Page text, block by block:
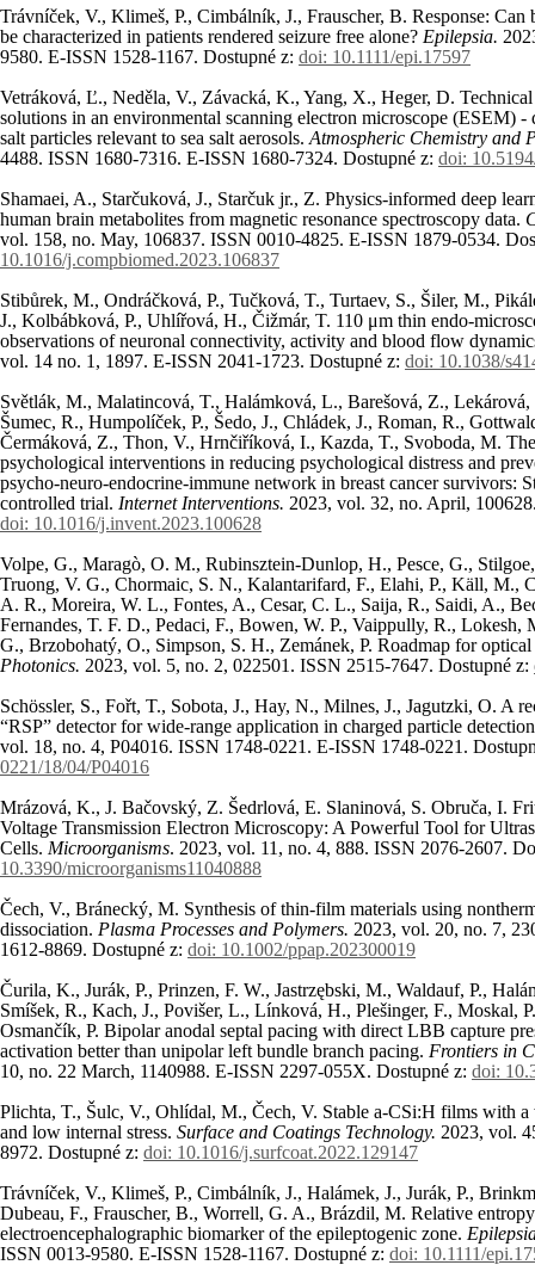
Trávníček, V., Klimeš, P., Cimbálník, J., Frauscher, B. Response: Can
be characterized in patients rendered seizure free alone? Epilepsia.
9580. E-ISSN 1528-1167. Dostupné z: doi: 10.1111/epi.17597
Vetráková, Ľ., Neděla, V., Závacká, K., Yang, X., Heger, D.
solutions in an environmental scanning electron microscope (ESEM) -
salt particles relevant to sea salt aerosols. Atmospheric Chemistry and
4488. ISSN 1680-7316. E-ISSN 1680-7324. Dostupné z: doi:
Shamaei, A., Starčuková, J., Starčuk jr., Z. Physics-informed deep
human brain metabolites from magnetic resonance spectroscopy data.
vol. 158, no. May, 106837. ISSN 0010-4825. E-ISSN 1879-0534.
10.1016/j.compbiomed.2023.106837
Stibůrek, M., Ondráčková, P., Tučková, T., Turtaev, S., Šiler, M.,
J., Kolbábková, P., Uhlířová, H., Čižmár, T. 110 μm thin endo-
observations of neuronal connectivity, activity and blood flow
vol. 14 no. 1, 1897. E-ISSN 2041-1723. Dostupné z: doi: 10.1038/
Světlák, M., Malatincová, T., Halámková, L., Barešová, Z.,
Šumec, R., Humpolíček, P., Šedo, J., Chládek, J., Roman, R.,
Čermáková, Z., Thon, V., Hrnčiříková, I., Kazda, T., Svoboda, M.
psychological interventions in reducing psychological distress and
psycho-neuro-endocrine-immune network in breast cancer survivors:
controlled trial. Internet Interventions. 2023, vol. 32, no. April,
doi: 10.1016/j.invent.2023.100628
Volpe, G., Maragò, O. M., Rubinsztein-Dunlop, H., Pesce, G.,
Truong, V. G., Chormaic, S. N., Kalantarifard, F., Elahi, P., Käll, M.,
A. R., Moreira, W. L., Fontes, A., Cesar, C. L., Saija, R., Saidi, A.,
Fernandes, T. F. D., Pedaci, F., Bowen, W. P., Vaippully, R., Lokesh,
G., Brzobohatý, O., Simpson, S. H., Zemánek, P. Roadmap for
Photonics. 2023, vol. 5, no. 2, 022501. ISSN 2515-7647. Dostupné z:
Schössler, S., Fořt, T., Sobota, J., Hay, N., Milnes, J., Jagutzki, O. A
“RSP” detector for wide-range application in charged particle
vol. 18, no. 4, P04016. ISSN 1748-0221. E-ISSN 1748-0221.
0221/18/04/P04016
Mrázová, K., J. Bačovský, Z. Šedrlová, E. Slaninová, S. Obruča, I.
Voltage Transmission Electron Microscopy: A Powerful Tool for
Cells. Microorganisms. 2023, vol. 11, no. 4, 888. ISSN 2076-2607.
10.3390/microorganisms11040888
Čech, V., Bránecký, M. Synthesis of thin-film materials using
dissociation. Plasma Processes and Polymers. 2023, vol. 20, no. 7,
1612-8869. Dostupné z: doi: 10.1002/ppap.202300019
Čurila, K., Jurák, P., Prinzen, F. W., Jastrzębski, M., Waldauf, P.,
Smíšek, R., Kach, J., Povišer, L., Línková, H., Plešinger, F., Moskal,
Osmančík, P. Bipolar anodal septal pacing with direct LBB capture
activation better than unipolar left bundle branch pacing. Frontiers in
10, no. 22 March, 1140988. E-ISSN 2297-055X. Dostupné z: doi:
Plichta, T., Šulc, V., Ohlídal, M., Čech, V. Stable a-CSi:H films with
and low internal stress. Surface and Coatings Technology. 2023, vol.
8972. Dostupné z: doi: 10.1016/j.surfcoat.2022.129147
Trávníček, V., Klimeš, P., Cimbálník, J., Halámek, J., Jurák, P.,
Dubeau, F., Frauscher, B., Worrell, G. A., Brázdil, M. Relative
electroencephalographic biomarker of the epileptogenic zone.
ISSN 0013-9580. E-ISSN 1528-1167. Dostupné z: doi: 10.1111/